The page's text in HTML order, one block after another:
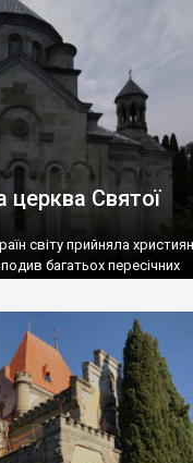
(postaki)…” “Вино. Крим
його вдосталь: воно все
церква Святої
світу прийняла
багатьох пересічних